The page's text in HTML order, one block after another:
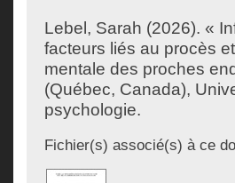
Lebel, Sarah (2026). «
facteurs liés au procès
mentale des proches
(Québec, Canada),
psychologie.
Fichier(s) associé(s) à ce